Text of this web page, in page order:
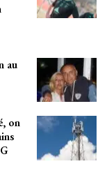
au
on